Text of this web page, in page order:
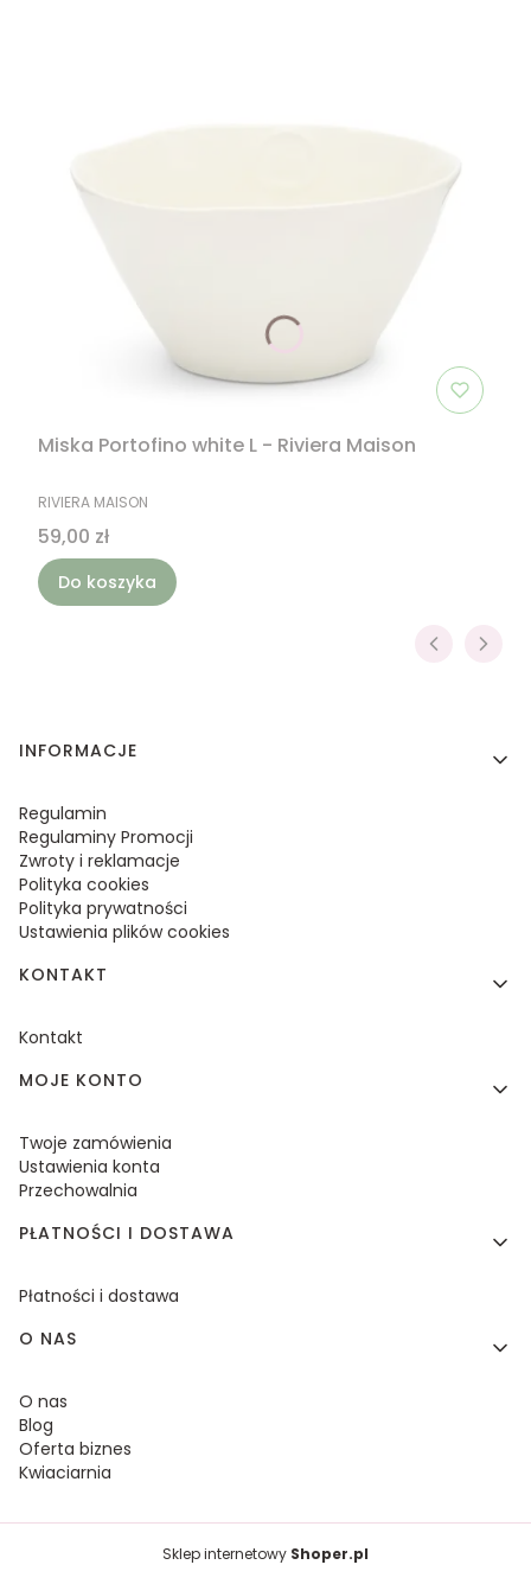
Miska Portofino white L - Riviera Maison
PRODUCENT
RIVIERA MAISON
Cena
59,00 zł
Do koszyka
Linki w stopce
INFORMACJE
Regulamin
Regulaminy Promocji
Zwroty i reklamacje
Polityka cookies
Polityka prywatności
Ustawienia plików cookies
KONTAKT
Kontakt
MOJE KONTO
Twoje zamówienia
Ustawienia konta
Przechowalnia
PŁATNOŚCI I DOSTAWA
Płatności i dostawa
O NAS
O nas
Blog
Oferta biznes
Kwiaciarnia
Sklep internetowy Shoper.pl